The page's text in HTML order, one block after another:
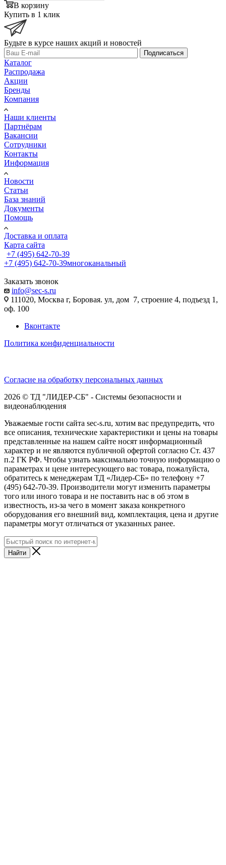
В корзину
Купить в 1 клик
Будьте в курсе наших акций и новостей
Подписаться
Каталог
Распродажа
Акции
Бренды
Компания
Наши клиенты
Партнёрам
Вакансии
Сотрудники
Контакты
Информация
Новости
Статьи
База знаний
Документы
Помощь
Доставка и оплата
Карта сайта
+7 (495) 642-70-39
+7 (495) 642-70-39многоканальный
Заказать звонок
info@sec-s.ru
111020, Москва г, Боровая. ул, дом 7, строение 4, подъезд 1,
оф. 100
Вконтакте
Политика конфиденциальности
Согласие на обработку персональных данных
2026 © ТД "ЛИДЕР-СБ" - Системы безопасности и
видеонаблюдения
Уважаемые гости сайта sec-s.ru, хотим вас предупредить, что
все описания, технические характеристики и цены на товары
представленные на нашем сайте носят информационный
характер и не являются публичной офертой согласно Ст. 437
п.2 ГК РФ. Чтобы узнать максимально точную информацию о
параметрах и цене интересующего вас товара, пожалуйста,
обратитесь к менеджерам ТД «Лидер-СБ» по телефону +7
(495) 642-70-39. Производители могут изменить параметры
того или иного товара и не поставить нас в об этом в
известность, из-за чего в момент заказа конкретного
оборудования его внешний вид, комплектация, цена и другие
параметры могут отличаться от указанных ранее.
Найти